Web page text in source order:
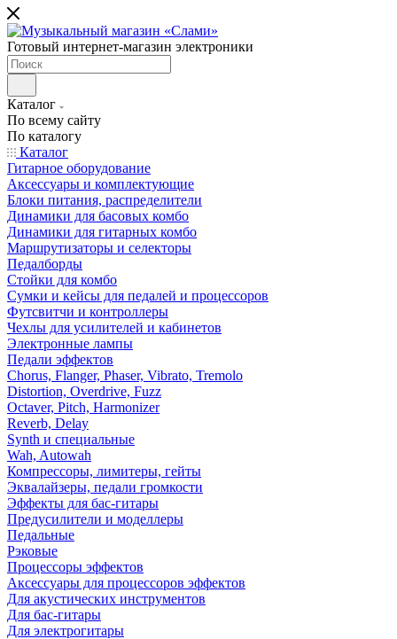
Готовый интернет-магазин электроники
Каталог
По всему сайту
По каталогу
Каталог
Гитарное оборудование
Аксессуары и комплектующие
Блоки питания, распределители
Динамики для басовых комбо
Динамики для гитарных комбо
Маршрутизаторы и селекторы
Педалборды
Стойки для комбо
Сумки и кейсы для педалей и процессоров
Футсвитчи и контроллеры
Чехлы для усилителей и кабинетов
Электронные лампы
Педали эффектов
Chorus, Flanger, Phaser, Vibrato, Tremolo
Distortion, Overdrive, Fuzz
Octaver, Pitch, Harmonizer
Reverb, Delay
Synth и специальные
Wah, Autowah
Компрессоры, лимитеры, гейты
Эквалайзеры, педали громкости
Эффекты для бас-гитары
Предусилители и моделлеры
Педальные
Рэковые
Процессоры эффектов
Аксессуары для процессоров эффектов
Для акустических инструментов
Для бас-гитары
Для электрогитары